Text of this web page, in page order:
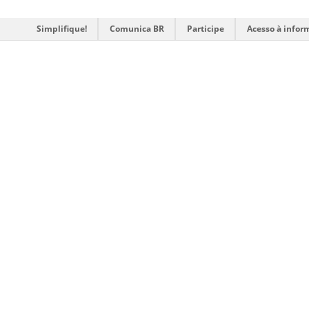
Simplifique! Comunica BR Participe Acesso à